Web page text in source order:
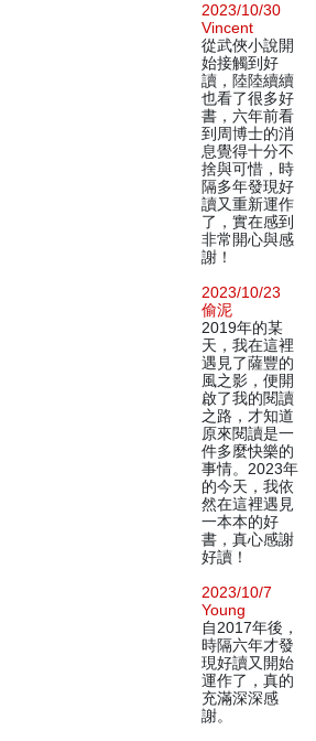
2023/10/30
Vincent
從武俠小說開
始接觸到好
讀，陸陸續續
也看了很多好
書，六年前看
到周博士的消
息覺得十分不
捨與可惜，時
隔多年發現好
讀又重新運作
了，實在感到
非常開心與感
謝！
2023/10/23
偷泥
2019年的某
天，我在這裡
遇見了薩豐的
風之影，便開
啟了我的閱讀
之路，才知道
原來閱讀是一
件多麼快樂的
事情。2023年
的今天，我依
然在這裡遇見
一本本的好
書，真心感謝
好讀！
2023/10/7
Young
自2017年後，
時隔六年才發
現好讀又開始
運作了，真的
充滿深深感
謝。